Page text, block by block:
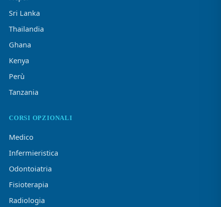
Sri Lanka
Thailandia
Ghana
Kenya
Perù
Tanzania
CORSI OPZIONALI
Medico
Infermieristica
Odontoiatria
Fisioterapia
Radiologia